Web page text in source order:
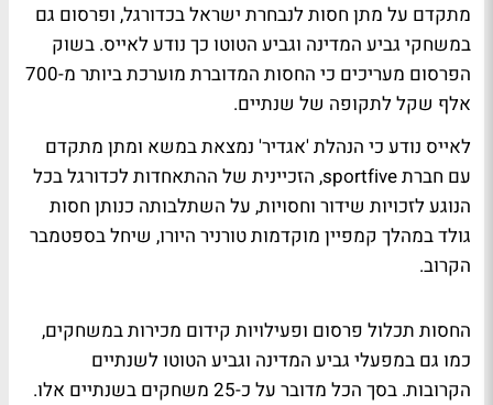
מתקדם על מתן חסות לנבחרת ישראל בכדורגל, ופרסום גם
במשחקי גביע המדינה וגביע הטוטו כך נודע לאייס. בשוק
הפרסום מעריכים כי החסות המדוברת מוערכת ביותר מ-700
אלף שקל לתקופה של שנתיים.
לאייס נודע כי הנהלת 'אגדיר' נמצאת במשא ומתן מתקדם
עם חברת sportfive, הזכיינית של ההתאחדות לכדורגל בכל
הנוגע לזכויות שידור וחסויות, על השתלבותה כנותן חסות
גולד במהלך קמפיין מוקדמות טורניר היורו, שיחל בספטמבר
הקרוב.
החסות תכלול פרסום ופעילויות קידום מכירות במשחקים,
כמו גם במפעלי גביע המדינה וגביע הטוטו לשנתיים
הקרובות. בסך הכל מדובר על כ-25 משחקים בשנתיים אלו.